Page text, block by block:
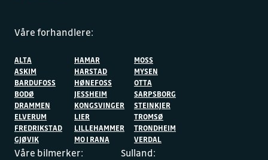
Våre forhandlere:
ALTA
ASKIM
BARDUFOSS
BODØ
DRAMMEN
ELVERUM
FREDRIKSTAD
GJØVIK
HAMAR
HARSTAD
HØNEFOSS
JESSHEIM
KONGSVINGER
LIER
LILLEHAMMER
MO I RANA
MOSS
MYSEN
OTTA
SARPSBORG
STEINKJER
TROMSØ
TRONDHEIM
VERDAL
Våre bilmerker: Sulland: